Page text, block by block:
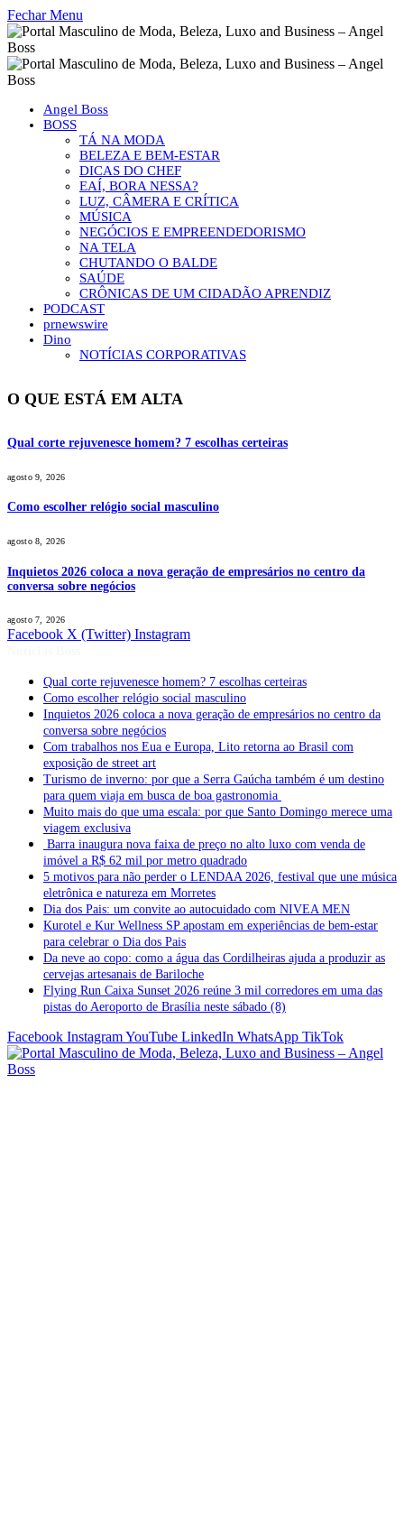
Fechar Menu
Angel Boss
BOSS
TÁ NA MODA
BELEZA E BEM-ESTAR
DICAS DO CHEF
EAÍ, BORA NESSA?
LUZ, CÂMERA E CRÍTICA
MÚSICA
NEGÓCIOS E EMPREENDEDORISMO
NA TELA
CHUTANDO O BALDE
SAÚDE
CRÔNICAS DE UM CIDADÃO APRENDIZ
PODCAST
prnewswire
Dino
NOTÍCIAS CORPORATIVAS
O QUE ESTÁ EM ALTA
Qual corte rejuvenesce homem? 7 escolhas certeiras
agosto 9, 2026
Como escolher relógio social masculino
agosto 8, 2026
Inquietos 2026 coloca a nova geração de empresários no centro da
conversa sobre negócios
agosto 7, 2026
Facebook X (Twitter) Instagram
Qual corte rejuvenesce homem? 7 escolhas certeiras
Como escolher relógio social masculino
Inquietos 2026 coloca a nova geração de empresários no centro da
conversa sobre negócios
Com trabalhos nos Eua e Europa, Lito retorna ao Brasil com
exposição de street art
Turismo de inverno: por que a Serra Gaúcha também é um destino
para quem viaja em busca de boa gastronomia
Muito mais do que uma escala: por que Santo Domingo merece uma
viagem exclusiva
Barra inaugura nova faixa de preço no alto luxo com venda de
imóvel a R$ 62 mil por metro quadrado
5 motivos para não perder o LENDAA 2026, festival que une música
eletrônica e natureza em Morretes
Dia dos Pais: um convite ao autocuidado com NIVEA MEN
Kurotel e Kur Wellness SP apostam em experiências de bem-estar
para celebrar o Dia dos Pais
Da neve ao copo: como a água das Cordilheiras ajuda a produzir as
cervejas artesanais de Bariloche
Flying Run Caixa Sunset 2026 reúne 3 mil corredores em uma das
pistas do Aeroporto de Brasília neste sábado (8)
Facebook InstagramYouTube LinkedIn WhatsApp TikTok